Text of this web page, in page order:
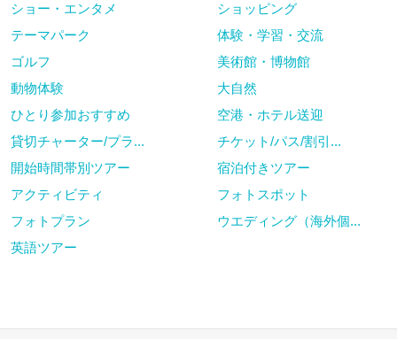
送迎
あり （日本語ガイド付き往復送
料金に含まれ
るサービス
ディフィー、カート代
（※別途、昼食代、各レンタル
代、キャディーチップはお客様の
現地払いとなります）
ショー・エンタメ
ショッピング
テーマパーク
体験・学習・交流
ゴルフ
美術館・博物館
動物体験
大自然
ひとり参加おすすめ
空港・ホテル送迎
貸切チャーター/プラ...
チケット/パス/割引...
開始時間帯別ツアー
宿泊付きツアー
アクティビティ
フォトスポット
フォトプラン
ウエディング（海外個...
英語ツアー